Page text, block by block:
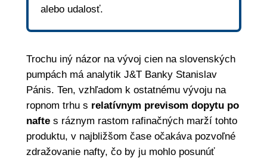
alebo udalosť.
Trochu iný názor na vývoj cien na slovenských
pumpách má analytik J&T Banky Stanislav
Pánis. Ten, vzhľadom k ostatnému vývoju na
ropnom trhu s relatívnym previsom dopytu po
naftes ráznym rastom rafinačných marží tohto
produktu, v najbližšom čase očakáva pozvoľné
zdražovanie nafty, čo by ju mohlo posunúť